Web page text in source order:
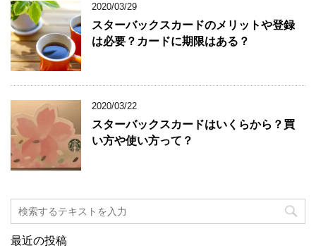
2020/03/29
スターバックスカードのメリットや登録
は必要？カードに期限はある？
2020/03/22
スターバックスカードはいくらから？買
い方や使い方って？
最近の投稿